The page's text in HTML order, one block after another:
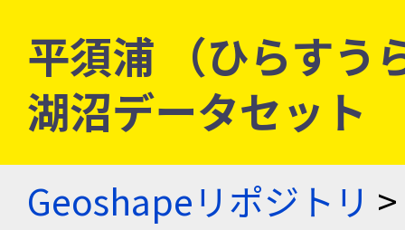
平須浦 （ひらす
湖沼データセット
Geoshapeリポジトリ >